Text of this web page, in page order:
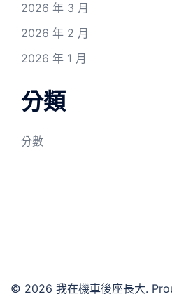
2026 年 3 月
2026 年 2 月
2026 年 1 月
分類
分數
© 2026 我在機車後座長大.